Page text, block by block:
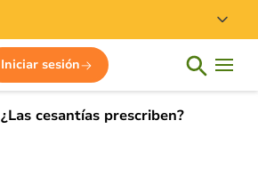
Iniciar sesión
¿Las cesantías prescriben?